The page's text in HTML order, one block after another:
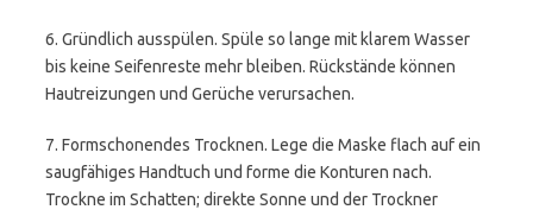
6. Gründlich ausspülen. Spüle so lange mit klarem Wasser
bis keine Seifenreste mehr bleiben. Rückstände können
Hautreizungen und Gerüche verursachen.
7. Formschonendes Trocknen. Lege die Maske flach auf ein
saugfähiges Handtuch und forme die Konturen nach.
Trockne im Schatten; direkte Sonne und der Trockner